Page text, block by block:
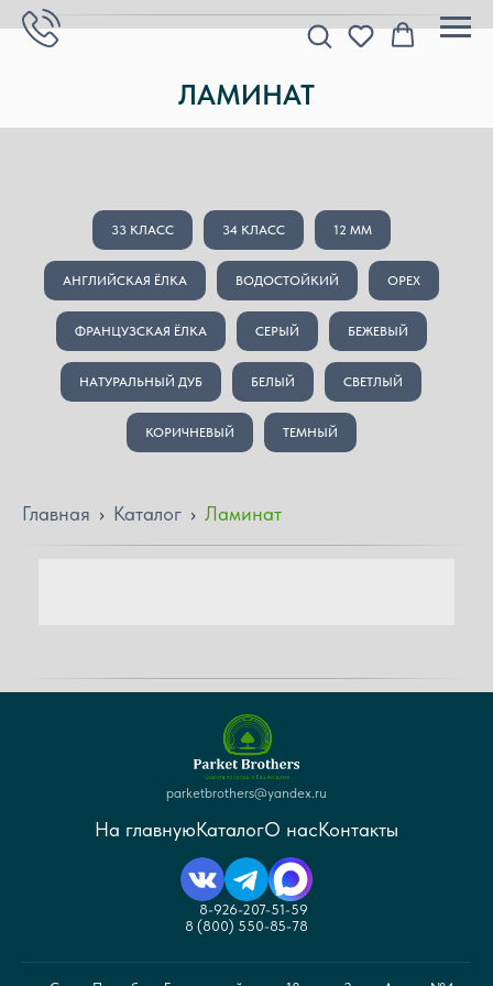
ЛАМИНАТ
33 КЛАСС 34 КЛАСС 12 MM
АНГЛИЙСКАЯ ЁЛКА ВОДОСТОЙКИЙ ОРЕХ
ФРАНЦУЗСКАЯ ЁЛКА СЕРЫЙ БЕЖЕВЫЙ
НАТУРАЛЬНЫЙ ДУБ БЕЛЫЙ СВЕТЛЫЙ
КОРИЧНЕВЫЙ ТЕМНЫЙ
Главная › Каталог › Ламинат
parketbrothers@yandex.ru
На главнуюКаталогО насКонтакты
8-926-207-51-59
8 (800) 550-85-78